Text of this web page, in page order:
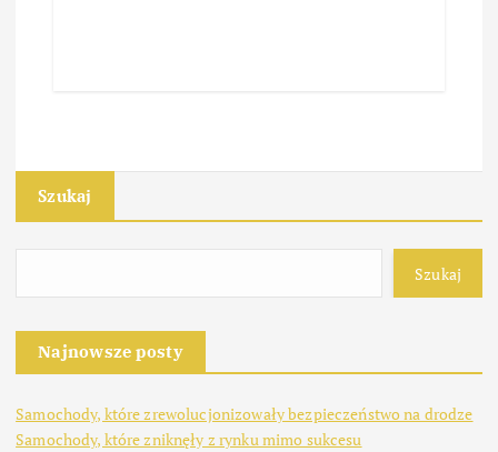
Szukaj
Szukaj
Najnowsze posty
Samochody, które zrewolucjonizowały bezpieczeństwo na drodze
Samochody, które zniknęły z rynku mimo sukcesu